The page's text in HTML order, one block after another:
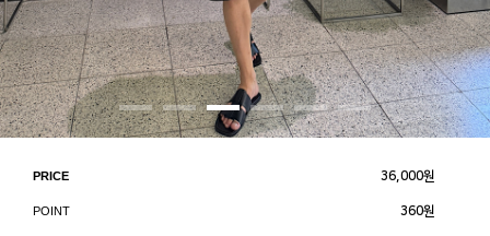
PRICE 36,000원
POINT 360원